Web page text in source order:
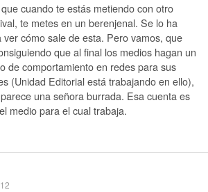
cuando te estás metiendo con otro
te metes en un berenjenal. Se lo ha
ver cómo sale de esta. Pero vamos, que
que al final los medios hagan un
de comportamiento en redes para sus
(Unidad Editorial está trabajando en ello),
una señora burrada. Esa cuenta es
medio para el cual trabaja.